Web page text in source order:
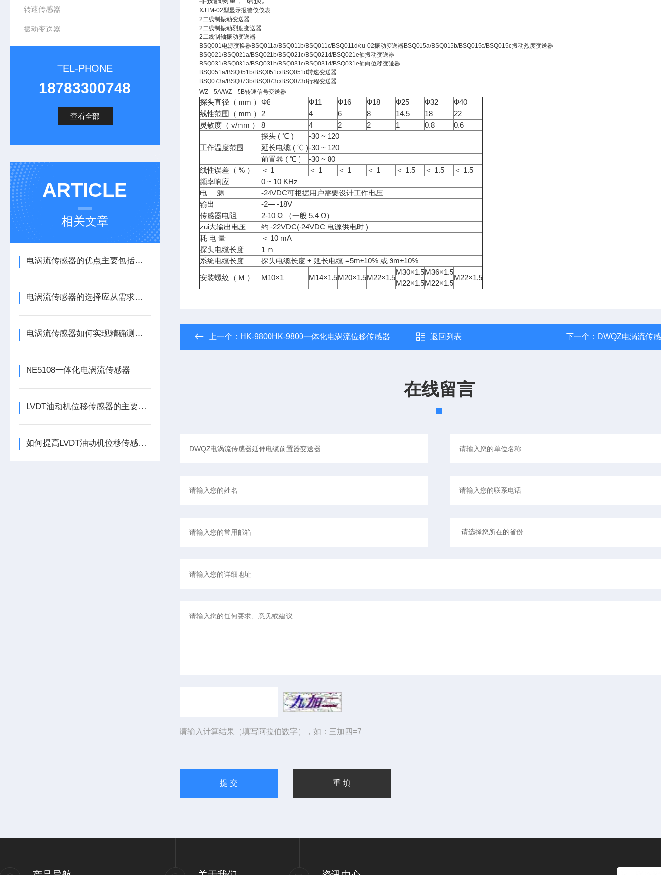
转速传感器
振动变送器
TEL-PHONE
18783300748
查看全部
ARTICLE
相关文章
电涡流传感器的优点主要包括哪几点？
电涡流传感器的选择应从需求出发
电涡流传感器如何实现精确测量？
NE5108一体化电涡流传感器
LVDT油动机位移传感器的主要作用是什么？
如何提高LVDT油动机位移传感器的精度？
XJTM-02型显示报警仪仪表
2二线制振动变送器
2二线制振动烈度变送器
2二线制轴振动变送器
BSQ001电源变换器BSQ011a/BSQ011b/BSQ011c/BSQ011d/cu-02振动变送器BSQ015a/BSQ015b/BSQ015c/BSQ015d振动烈度变送器
BSQ021/BSQ021a/BSQ021b/BSQ021c/BSQ021d/BSQ021e轴振动变送器
BSQ031/BSQ031a/BSQ031b/BSQ031c/BSQ031d/BSQ031e轴向位移变送器
BSQ051a/BSQ051b/BSQ051c/BSQ051d转速变送器
BSQ073a/BSQ073b/BSQ073c/BSQ073d行程变送器
WZ － 5A/WZ － 5B转速信号变送器
探头直径（ mm ） Ф8 Ф11 Ф16 Ф18 Ф25 Ф32
Ф40
线性范围（ mm ）
2 4 6 8 14.5 18
22
灵敏度（ v/mm ）
8 4 2 2 1 0.8 0.6
工作温度范围
探头 ( ℃ )
-30 ~ 120
延长电缆 ( ℃ )-30 ~ 120
前置器 ( ℃ )
-30 ~ 80
线性误差（ % ）
＜ 1 ＜ 1 ＜ 1 ＜ 1 ＜ 1.5 ＜ 1.5
＜ 1.5
频率响应
0 ~ 10 KHz
电 源
-24VDC可根据用户需要设计工作电压
输出
-2— -18V
传感器电阻
2-10 Ω （一般 5.4 Ω）
zui大输出电压
约 -22VDC(-24VDC 电源供电时 )
耗 电 量
＜ 10 mA
探头电缆长度
1 m
系统电缆长度
探头电缆长度 + 延长电缆 =5m±10% 或 9m±10%
安装螺纹（ M ）
M10×1 M14×1.5M20×1.5M22×1.5
M30×1.5
M22×1.5
M36×1.5
M22×1.5
M22×1.5
上一个： HK-9800HK-9800一体化电涡流位移传感器 返回列表 下一个： DWQZ电涡流传
在线留言
请输入计算结果（填写阿拉伯数字），如：三加四=7